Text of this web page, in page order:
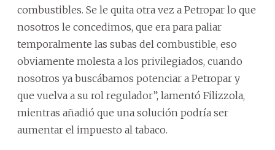
combustibles. Se le quita otra vez a Petropar lo que
nosotros le concedimos, que era para paliar
temporalmente las subas del combustible, eso
obviamente molesta a los privilegiados, cuando
nosotros ya buscábamos potenciar a Petropar y
que vuelva a su rol regulador”, lamentó Filizzola,
mientras añadió que una solución podría ser
aumentar el impuesto al tabaco.